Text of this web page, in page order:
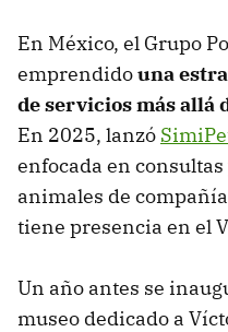
En México, el Grupo
emprendidouna
de servicios más allá
En 2025, lanzó
enfocada en
animales de
tiene presencia en el
Un año antes se
museo dedicado a